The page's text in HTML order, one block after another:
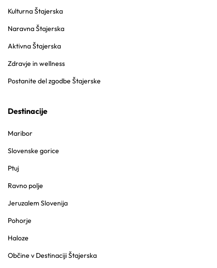
Kulturna Štajerska
Naravna Štajerska
Aktivna Štajerska
Zdravje in wellness
Postanite del zgodbe Štajerske
Destinacije
Maribor
Slovenske gorice
Ptuj
Ravno polje
Jeruzalem Slovenija
Pohorje
Haloze
Občine v Destinaciji Štajerska